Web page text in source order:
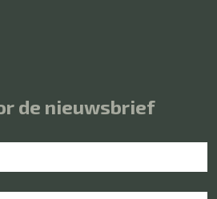
de nieuwsbrief